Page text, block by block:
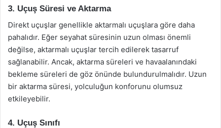
3. Uçuş Süresi ve Aktarma
Direkt uçuşlar genellikle aktarmalı uçuşlara göre daha
pahalıdır. Eğer seyahat süresinin uzun olması önemli
değilse, aktarmalı uçuşlar tercih edilerek tasarruf
sağlanabilir. Ancak, aktarma süreleri ve havaalanındaki
bekleme süreleri de göz önünde bulundurulmalıdır. Uzun
bir aktarma süresi, yolculuğun konforunu olumsuz
etkileyebilir.
4. Uçuş Sınıfı